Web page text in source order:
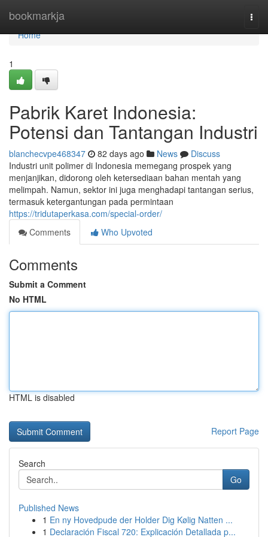
bookmarkja
Home
Home
1
Pabrik Karet Indonesia:
Potensi dan Tantangan Industri
blanchecvpe468347 82 days ago News
Discuss
Industri unit polimer di Indonesia memegang prospek yang
menjanjikan, didorong oleh ketersediaan bahan mentah yang
melimpah. Namun, sektor ini juga menghadapi tantangan serius,
termasuk ketergantungan pada permintaan
https://tridutaperkasa.com/special-order/
Comments
Who Upvoted
Comments
Submit a Comment
No HTML
HTML is disabled
Report Page
Search
Go
Published News
1 En ny Hovedpude der Holder Dig Kølig Natten ...
1 Declaración Fiscal 720: Explicación Detallada p...